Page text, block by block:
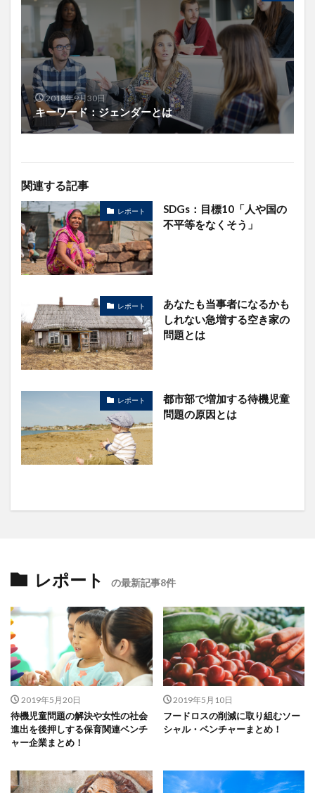
2018年9月30日
キーワード：ジェンダーとは
関連する記事
レポート
SDGs：目標10「人や国の
不平等をなくそう」
レポート
あなたも当事者になるかも
しれない急増する空き家の
問題とは
レポート
都市部で増加する待機児童
問題の原因とは
レポート の最新記事8件
2019年5月20日
待機児童問題の解決や女性の社会
進出を後押しする保育関連ベンチ
ャー企業まとめ！
2019年5月10日
フードロスの削減に取り組むソー
シャル・ベンチャーまとめ！